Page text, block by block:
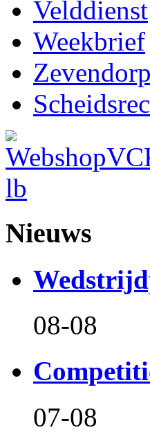
Velddienst
Weekbrief
Nieuws
08-08
07-08